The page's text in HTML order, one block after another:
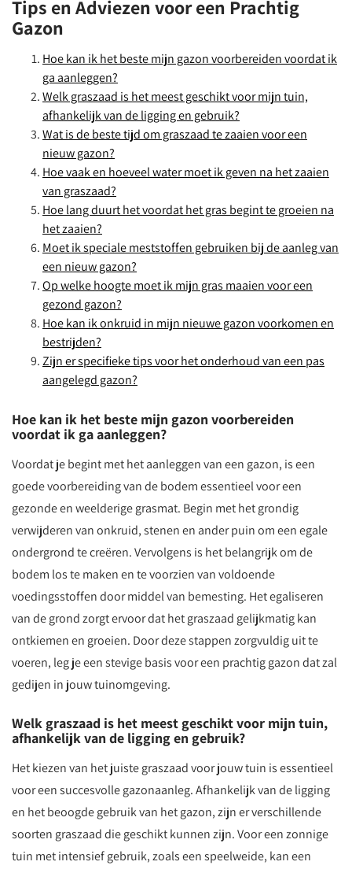
Tips en Adviezen voor een Prachtig
Gazon
Hoe kan ik het beste mijn gazon voorbereiden voordat ik
ga aanleggen?
Welk graszaad is het meest geschikt voor mijn tuin,
afhankelijk van de ligging en gebruik?
Wat is de beste tijd om graszaad te zaaien voor een
nieuw gazon?
Hoe vaak en hoeveel water moet ik geven na het zaaien
van graszaad?
Hoe lang duurt het voordat het gras begint te groeien na
het zaaien?
Moet ik speciale meststoffen gebruiken bij de aanleg van
een nieuw gazon?
Op welke hoogte moet ik mijn gras maaien voor een
gezond gazon?
Hoe kan ik onkruid in mijn nieuwe gazon voorkomen en
bestrijden?
Zijn er specifieke tips voor het onderhoud van een pas
aangelegd gazon?
Hoe kan ik het beste mijn gazon voorbereiden
voordat ik ga aanleggen?
Voordat je begint met het aanleggen van een gazon, is een
goede voorbereiding van de bodem essentieel voor een
gezonde en weelderige grasmat. Begin met het grondig
verwijderen van onkruid, stenen en ander puin om een egale
ondergrond te creëren. Vervolgens is het belangrijk om de
bodem los te maken en te voorzien van voldoende
voedingsstoffen door middel van bemesting. Het egaliseren
van de grond zorgt ervoor dat het graszaad gelijkmatig kan
ontkiemen en groeien. Door deze stappen zorgvuldig uit te
voeren, leg je een stevige basis voor een prachtig gazon dat zal
gedijen in jouw tuinomgeving.
Welk graszaad is het meest geschikt voor mijn tuin,
afhankelijk van de ligging en gebruik?
Het kiezen van het juiste graszaad voor jouw tuin is essentieel
voor een succesvolle gazonaanleg. Afhankelijk van de ligging
en het beoogde gebruik van het gazon, zijn er verschillende
soorten graszaad die geschikt kunnen zijn. Voor een zonnige
tuin met intensief gebruik, zoals een speelweide, kan een